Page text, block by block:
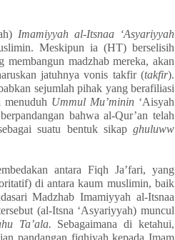
Imamiyyah al-Itsnaa ‘Asyariyyah
Meskipun ia (HT) berselisih
madzhab mereka, akan
jatuhnya vonis takfir (takfir).
sejumlah pihak yang berafiliasi
Ummul Mu’minin ‘Aisyah
bahwa al-Qur’an telah
suatu bentuk sikap ghuluww
antara Fiqh Ja’fari, yang
di antara kaum muslimin, baik
Madzhab Imamiyyah al-Itsnaa
(al-Itsna ‘Asyariyyah) muncul
Ta’ala. Sebagaimana di ketahui,
pandangan fiqhiyah kepada Imam